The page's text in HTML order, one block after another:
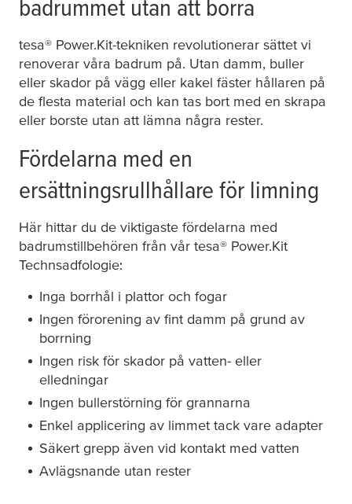
badrummet utan att borra
tesa® Power.Kit-tekniken revolutionerar sättet vi
renoverar våra badrum på. Utan damm, buller
eller skador på vägg eller kakel fäster hållaren på
de flesta material och kan tas bort med en skrapa
eller borste utan att lämna några rester.
Fördelarna med en
ersättningsrullhållare för limning
Här hittar du de viktigaste fördelarna med
badrumstillbehören från vår tesa® Power.Kit
Technsadfologie:
Inga borrhål i plattor och fogar
Ingen förorening av fint damm på grund av
borrning
Ingen risk för skador på vatten- eller
elledningar
Ingen bullerstörning för grannarna
Enkel applicering av limmet tack vare adapter
Säkert grepp även vid kontakt med vatten
Avlägsnande utan rester